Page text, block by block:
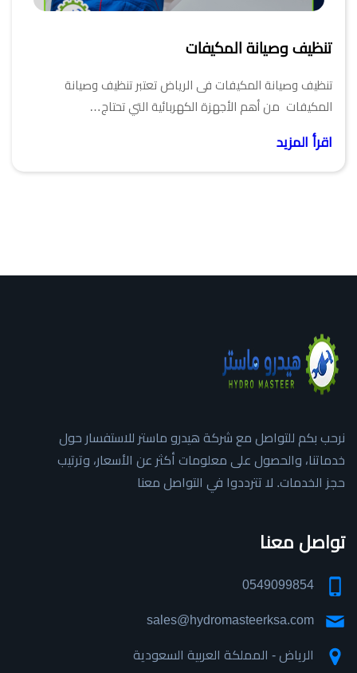
تنظيف وصيانة المكيفات
تنظيف وصيانة المكيفات فى الرياض تعتبر تنظيف وصيانة
المكيفات من أهم الأجهزة الكهربائية التي تحتاج…
اقرأ المزيد
نرحب بكم للتواصل مع شركة هيدرو ماستر للاستفسار حول
خدماتنا، والحصول على معلومات أكثر عن الأسعار، وترتيب
حجز الخدمات. لا تترددوا في التواصل معنا
تواصل معنا
الرياض - المملكة العربية السعودية